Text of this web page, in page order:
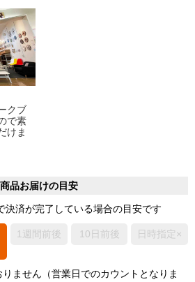
クブ
で素
けま
商品お届けの目安
済が完了している場合の目安です
1週間前後 10日前後 日時指定×
ません（営業日でのカウントとなりま